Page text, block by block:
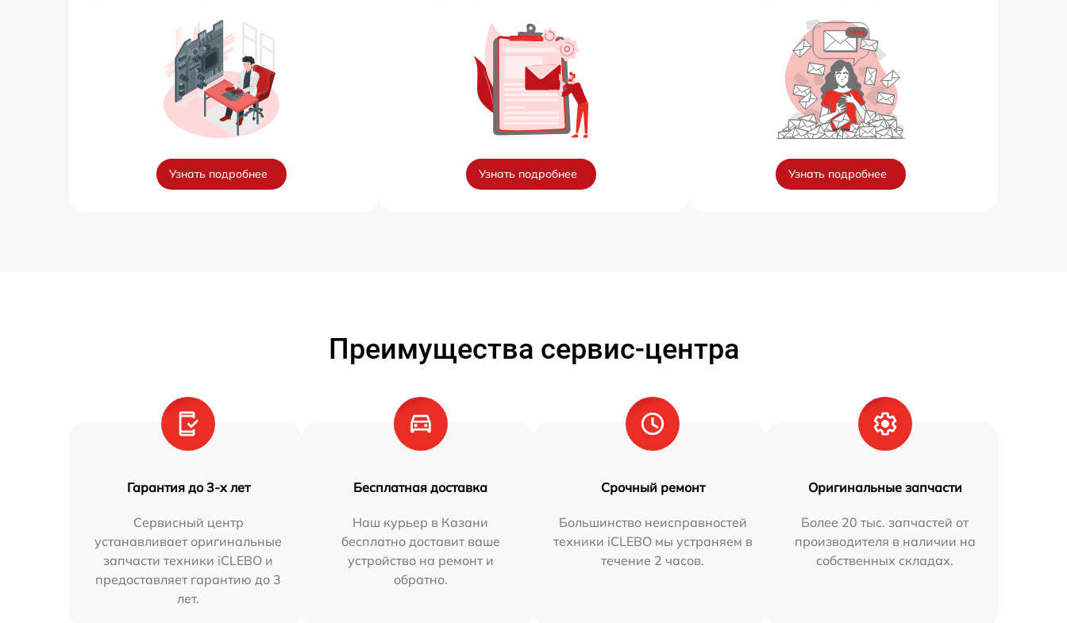
Узнать подробнее Узнать подробнее Узнать подробнее
Преимущества сервис-центра
Гарантия до 3-х лет
Сервисный центр
устанавливает оригинальные
запчасти техники iCLEBO и
предоставляет гарантию до 3
лет.
Бесплатная доставка
Наш курьер в Казани
бесплатно доставит ваше
устройство на ремонт и
обратно.
Срочный ремонт
Большинство неисправностей
техники iCLEBO мы устраняем в
течение 2 часов.
Оригинальные запчасти
Более 20 тыс. запчастей от
производителя в наличии на
собственных складах.